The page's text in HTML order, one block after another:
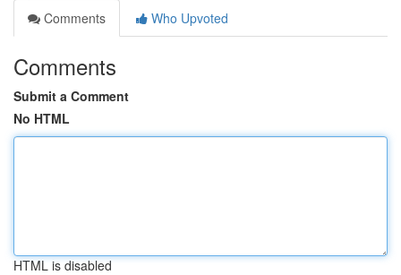
Comments
Who Upvoted
Comments
Submit a Comment
No HTML
HTML is disabled